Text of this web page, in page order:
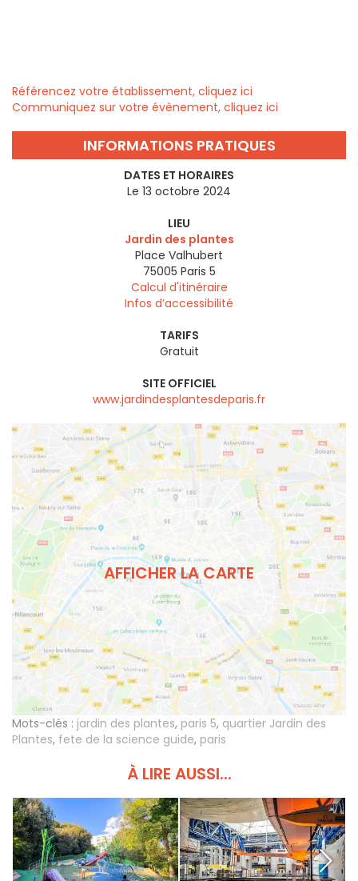
Référencez votre établissement, cliquez ici
Communiquez sur votre évènement, cliquez ici
INFORMATIONS PRATIQUES
DATES ET HORAIRES
Le 13 octobre 2024
LIEU
Jardin des plantes
Place Valhubert
75005 Paris 5
Calcul d'itinéraire
Infos d’accessibilité
TARIFS
Gratuit
SITE OFFICIEL
www.jardindesplantesdeparis.fr
AFFICHER LA CARTE
Mots-clés : jardin des plantes, paris 5, quartier Jardin des
Plantes, fete de la science guide, paris
À LIRE AUSSI...